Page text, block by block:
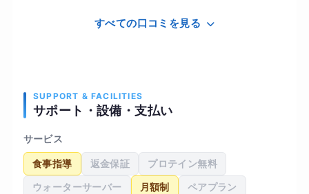
すべての口コミを見る
SUPPORT & FACILITIES
サポート・設備・支払い
サービス
食事指導 返金保証 プロテイン無料
ウォーターサーバー 月額制 ペアプラン